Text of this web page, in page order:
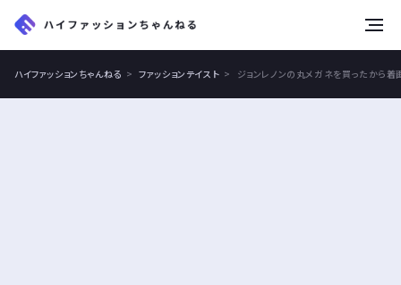
ハイファッションちゃんねる ファッションテイスト ジョンレノンの丸メガネを買ったから着